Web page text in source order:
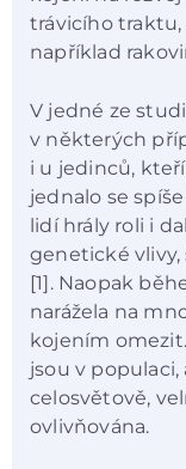
trávicího traktu,
například
V jedné ze
v některých
i u jedinců,
jednalo se
lidí hrály roli i
genetické vlivy,
[1]. Naopak
narážela na
kojením
jsou v
celosvětově,
ovlivňována.